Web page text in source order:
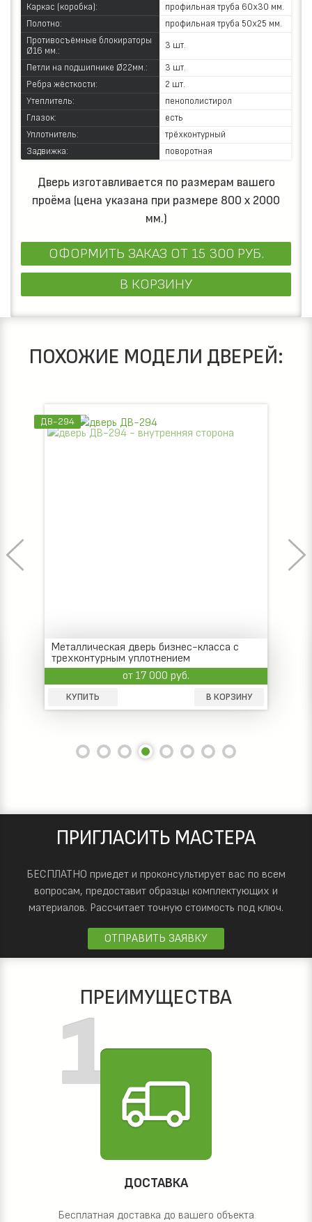
Каркас (коробка):
профильная труба 60х30 мм.
Полотно:
профильная труба 50х25 мм.
Противосъёмные блокираторы
Ø16 мм.:
3 шт.
Петли на подшипнике Ø22мм.:
3 шт.
Ребра жёсткости:
2 шт.
Утеплитель:
пенополистирол
Глазок:
есть
Уплотнитель:
трёхконтурный
Задвижка:
поворотная
Дверь изготавливается по размерам вашего
проёма (цена указана при размере 800 х 2000
мм.)
ОФОРМИТЬ ЗАКАЗ ОТ 15 300 РУБ.
В КОРЗИНУ
ПОХОЖИЕ МОДЕЛИ ДВЕРЕЙ:
ДВ-294
Металлическая дверь бизнес-класса с
трехконтурным уплотнением
от 17 000 руб.
КУПИТЬ В КОРЗИНУ
ПРИГЛАСИТЬ МАСТЕРА
БЕСПЛАТНО приедет и проконсультирует вас по всем
вопросам, предоставит образцы комплектующих и
материалов. Рассчитает точную стоимость под ключ.
ОТПРАВИТЬ ЗАЯВКУ
ПРЕИМУЩЕСТВА
ДОСТАВКА
Бесплатная доставка до вашего объекта